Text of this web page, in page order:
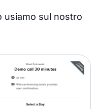
usiamo sul nostro